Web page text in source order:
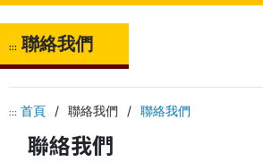
::: 聯絡我們
::: 首頁 / 聯絡我們 / 聯絡我們
聯絡我們